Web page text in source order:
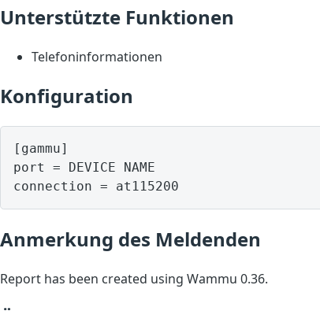
Unterstützte Funktionen
Telefoninformationen
Konfiguration
[gammu]
port = DEVICE NAME
Anmerkung des Meldenden
Report has been created using Wammu 0.36.